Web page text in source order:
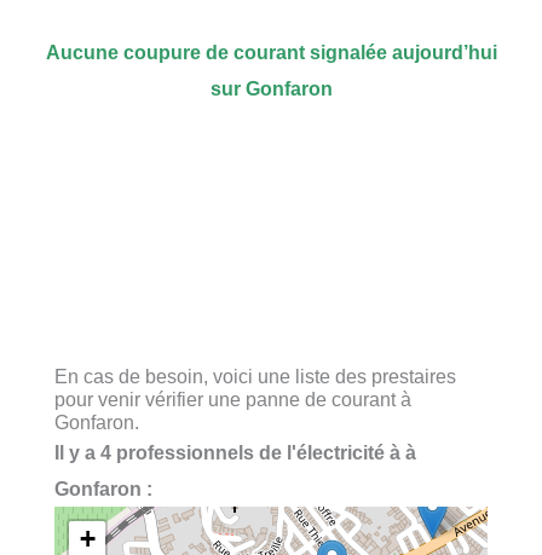
Aucune coupure de courant signalée aujourd’hui
sur Gonfaron
En cas de besoin, voici une liste des prestaires
pour venir vérifier une panne de courant à
Gonfaron.
Il y a 4 professionnels de l'électricité à à
Gonfaron :
+